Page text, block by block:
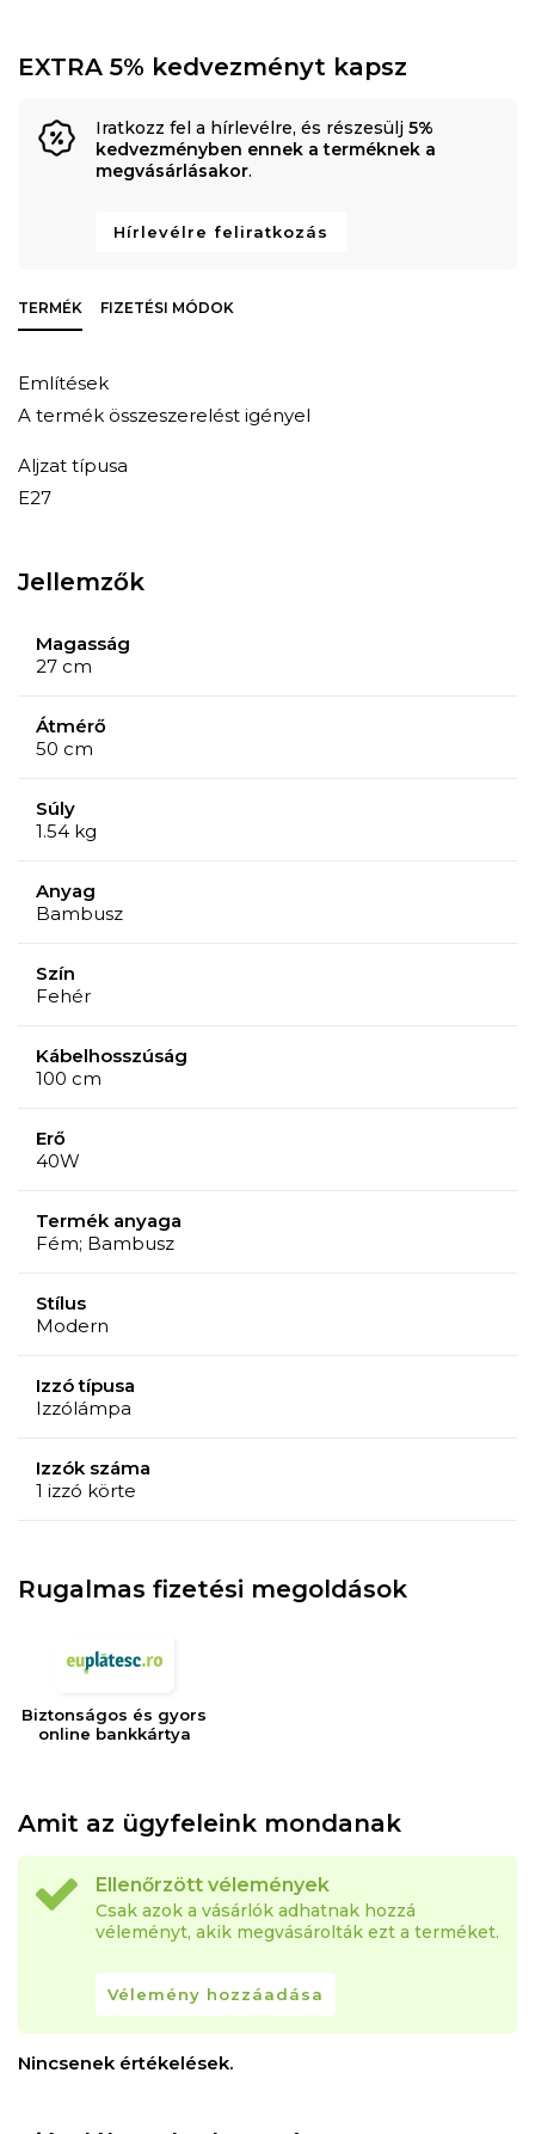
EXTRA 5% kedvezményt kapsz
Iratkozz fel a hírlevélre, és részesülj 5%
kedvezményben ennek a terméknek a
megvásárlásakor.
Hírlevélre feliratkozás
TERMÉK FIZETÉSI MÓDOK
Említések
A termék összeszerelést igényel
Aljzat típusa
E27
Jellemzők
Magasság
27 cm
Átmérő
50 cm
Súly
1.54 kg
Anyag
Bambusz
Szín
Fehér
Kábelhosszúság
100 cm
Erő
40W
Termék anyaga
Fém; Bambusz
Stílus
Modern
Izzó típusa
Izzólámpa
Izzók száma
1 izzó körte
Rugalmas fizetési megoldások
Biztonságos és gyors
online bankkártya
Amit az ügyfeleink mondanak
Ellenőrzött vélemények
Csak azok a vásárlók adhatnak hozzá
véleményt, akik megvásárolták ezt a terméket.
Vélemény hozzáadása
Nincsenek értékelések.